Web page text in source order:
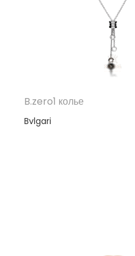
B.zero1 колье
Bvlgari